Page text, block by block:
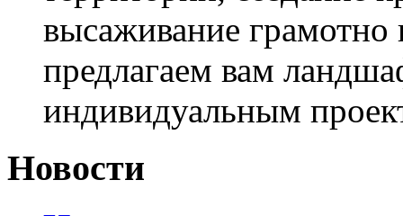
высаживание
предлагаем вам
индивидуальным
Новости